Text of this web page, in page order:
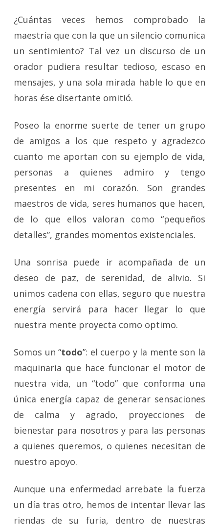
¿Cuántas veces hemos comprobado la
maestría que con la que un silencio comunica
un sentimiento? Tal vez un discurso de un
orador pudiera resultar tedioso, escaso en
mensajes, y una sola mirada hable lo que en
horas ése disertante omitió.
Poseo la enorme suerte de tener un grupo
de amigos a los que respeto y agradezco
cuanto me aportan con su ejemplo de vida,
personas a quienes admiro y tengo
presentes en mi corazón. Son grandes
maestros de vida, seres humanos que hacen,
de lo que ellos valoran como “pequeños
detalles”, grandes momentos existenciales.
Una sonrisa puede ir acompañada de un
deseo de paz, de serenidad, de alivio. Si
unimos cadena con ellas, seguro que nuestra
energía servirá para hacer llegar lo que
nuestra mente proyecta como optimo.
Somos un “todo”: el cuerpo y la mente son la
maquinaria que hace funcionar el motor de
nuestra vida, un “todo” que conforma una
única energía capaz de generar sensaciones
de calma y agrado, proyecciones de
bienestar para nosotros y para las personas
a quienes queremos, o quienes necesitan de
nuestro apoyo.
Aunque una enfermedad arrebate la fuerza
un día tras otro, hemos de intentar llevar las
riendas de su furia, dentro de nuestras